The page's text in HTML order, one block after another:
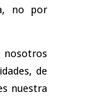
no por
de
nuestra